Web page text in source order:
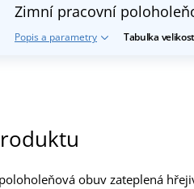
Zimní pracovní
Popis a parametry Tabulka
obuv zateplená